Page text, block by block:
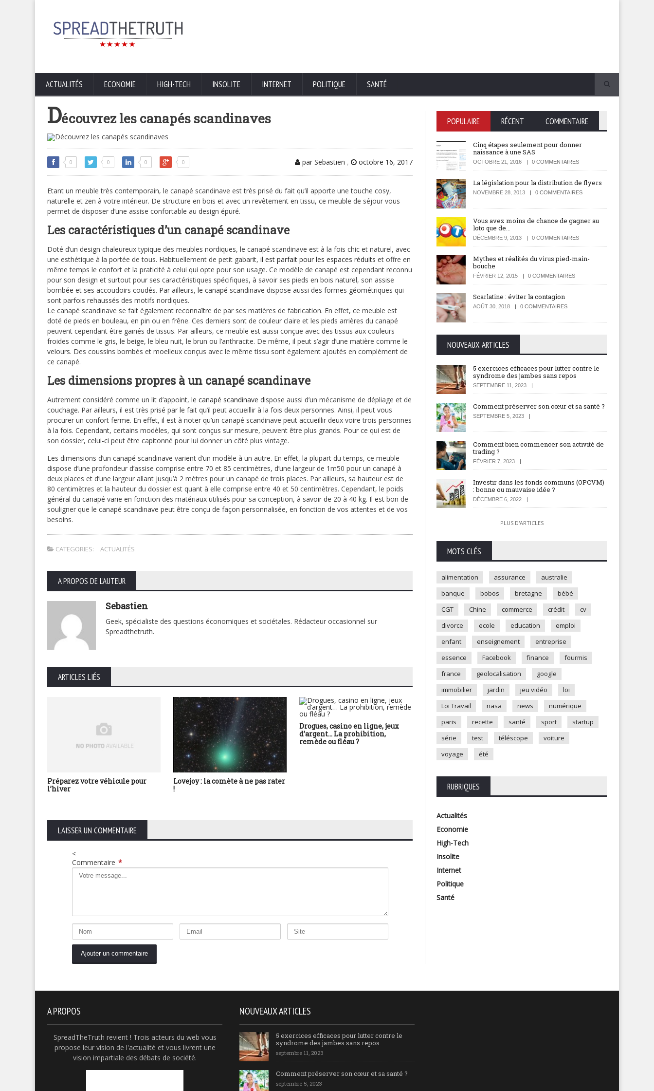
ACTUALITÉS ECONOMIE HIGH-TECH INSOLITE INTERNET POLITIQUE SANTÉ
Découvrez les canapés scandinaves
0 0 0 0 par Sebastien , octobre 16, 2017
Etant un meuble très contemporain, le canapé scandinave est très prisé du fait qu’il apporte une touche cosy,
naturelle et zen à votre intérieur. De structure en bois et avec un revêtement en tissu, ce meuble de séjour vous
permet de disposer d’une assise confortable au design épuré.
Les caractéristiques d’un canapé scandinave
Doté d’un design chaleureux typique des meubles nordiques, le canapé scandinave est à la fois chic et naturel, avec
une esthétique à la portée de tous. Habituellement de petit gabarit, il est parfait pour les espaces réduits et offre en
même temps le confort et la praticité à celui qui opte pour son usage. Ce modèle de canapé est cependant reconnu
pour son design et surtout pour ses caractéristiques spécifiques, à savoir ses pieds en bois naturel, son assise
bombée et ses accoudoirs coudés. Par ailleurs, le canapé scandinave dispose aussi des formes géométriques qui
sont parfois rehaussés des motifs nordiques.
Le canapé scandinave se fait également reconnaître de par ses matières de fabrication. En effet, ce meuble est
doté de pieds en bouleau, en pin ou en frêne. Ces derniers sont de couleur claire et les pieds arrières du canapé
peuvent cependant être gainés de tissus. Par ailleurs, ce meuble est aussi conçue avec des tissus aux couleurs
froides comme le gris, le beige, le bleu nuit, le brun ou l’anthracite. De même, il peut s’agir d’une matière comme le
velours. Des coussins bombés et moelleux conçus avec le même tissu sont également ajoutés en complément de
ce canapé.
Les dimensions propres à un canapé scandinave
Autrement considéré comme un lit d’appoint, le canapé scandinave dispose aussi d’un mécanisme de dépliage et de
couchage. Par ailleurs, il est très prisé par le fait qu’il peut accueillir à la fois deux personnes. Ainsi, il peut vous
procurer un confort ferme. En effet, il est à noter qu’un canapé scandinave peut accueillir deux voire trois personnes
à la fois. Cependant, certains modèles, qui sont conçus sur mesure, peuvent être plus grands. Pour ce qui est de
son dossier, celui-ci peut être capitonné pour lui donner un côté plus vintage.
Les dimensions d’un canapé scandinave varient d’un modèle à un autre. En effet, la plupart du temps, ce meuble
dispose d’une profondeur d’assise comprise entre 70 et 85 centimètres, d’une largeur de 1m50 pour un canapé à
deux places et d’une largeur allant jusqu’à 2 mètres pour un canapé de trois places. Par ailleurs, sa hauteur est de
80 centimètres et la hauteur du dossier est quant à elle comprise entre 40 et 50 centimètres. Cependant, le poids
général du canapé varie en fonction des matériaux utilisés pour sa conception, à savoir de 20 à 40 kg. Il est bon de
souligner que le canapé scandinave peut être conçu de façon personnalisée, en fonction de vos attentes et de vos
besoins.
CATEGORIES: ACTUALITÉS
A PROPOS DE L'AUTEUR
Sebastien
Geek, spécialiste des questions économiques et sociétales. Rédacteur occasionnel sur
Spreadthetruth.
ARTICLES LIÉS
Préparez votre véhicule pour
l’hiver
Lovejoy : la comète à ne pas rater
!
Drogues, casino en ligne, jeux
d’argent… La prohibition,
remède ou fléau ?
vaincre le « Blue monday » ?
avril
LAISSER UN COMMENTAIRE
<
Commentaire *
POPULAIRE RÉCENT COMMENTAIRE
Cinq étapes seulement pour donner
naissance à une SAS
OCTOBRE 21, 2016 0 COMMENTAIRES
La législation pour la distribution de flyers
NOVEMBRE 28, 2013 0 COMMENTAIRES
Vous avez moins de chance de gagner au
loto que de…
DÉCEMBRE 9, 2013 0 COMMENTAIRES
Mythes et réalités du virus pied-main-
bouche
FÉVRIER 12, 2015 0 COMMENTAIRES
Scarlatine : éviter la contagion
AOÛT 30, 2018 0 COMMENTAIRES
NOUVEAUX ARTICLES
5 exercices efficaces pour lutter contre le
syndrome des jambes sans repos
SEPTEMBRE 11, 2023
Comment préserver son cœur et sa santé ?
SEPTEMBRE 5, 2023
Comment bien commencer son activité de
trading ?
FÉVRIER 7, 2023
Investir dans les fonds communs (OPCVM)
: bonne ou mauvaise idée ?
DÉCEMBRE 6, 2022
PLUS D'ARTICLES
MOTS CLÉS
alimentation assurance
australie
banque
bobos bretagne
bébé
CGT
Chine commerce crédit
cv
divorce
ecole education
emploi
enfant
enseignement
entreprise
essence
Facebook finance
fourmis
france
geolocalisation
google
immobilier
jardin jeu vidéo
loi
Loi Travail
nasa news
numérique
paris
recette santé sport
startup
série
test téléscope
voiture
voyage
été
RUBRIQUES
Actualités
Economie
High-Tech
Insolite
Internet
Politique
Santé
A PROPOS
SpreadTheTruth revient ! Trois acteurs du web vous
propose leur vision de l'actualité et vous livrent une
vision impartiale des débats de société.
NOUVEAUX ARTICLES
5 exercices efficaces pour lutter contre le
syndrome des jambes sans repos
septembre 11, 2023
Comment préserver son cœur et sa santé ?
septembre 5, 2023